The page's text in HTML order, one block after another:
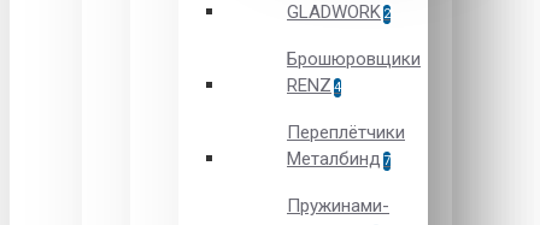
GLADWORK 2
Брошюровщики
RENZ 4
Переплётчики
Металбинд 7
Пружинами-